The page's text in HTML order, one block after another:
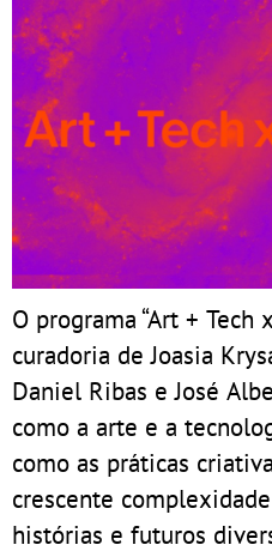
O programa “Art + Tech
curadoria de Joasia
Daniel Ribas e José
como a arte e a
como as práticas
crescente
histórias e futuros